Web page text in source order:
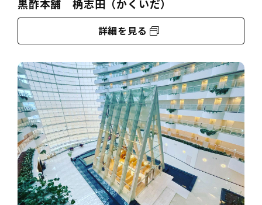
黒酢本舗 桷志田（かくいだ）
詳細を見る